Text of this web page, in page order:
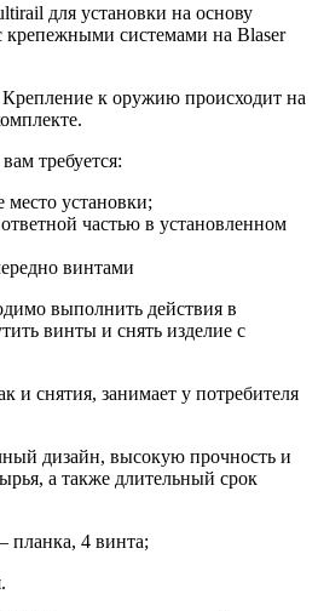
для установки на основу
крепежными системами на Blaser
к оружию происходит на
требуется:
место установки;
частью в установленном
винтами
выполнить действия в
винты и снять изделие с
и снятия, занимает у потребителя
дизайн, высокую прочность и
а также длительный срок
планка, 4 винта;